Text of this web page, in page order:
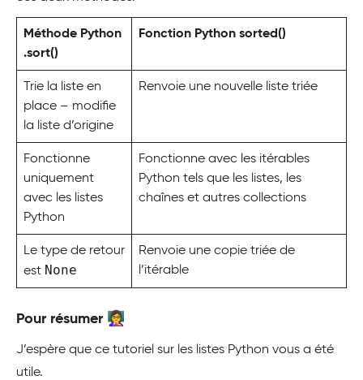
Méthode Python
.sort()
Fonction Python sorted()
Trie la liste en
place – modifie
la liste d’origine
Renvoie une nouvelle liste triée
Fonctionne
uniquement
avec les listes
Python
Fonctionne avec les itérables
Python tels que les listes, les
chaînes et autres collections
Le type de retour
est None
Renvoie une copie triée de
l’itérable
Pour résumer 👩‍🏫
J’espère que ce tutoriel sur les listes Python vous a été
utile.